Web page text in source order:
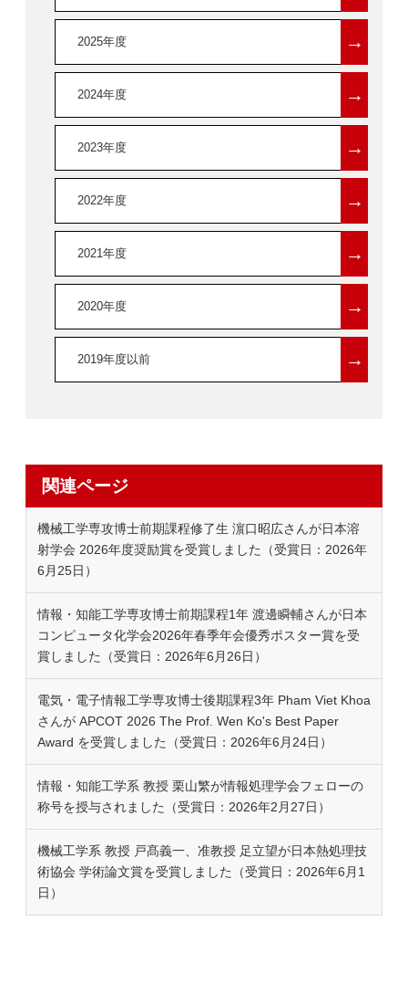
2025年度 →
2024年度 →
2023年度 →
2022年度 →
2021年度 →
2020年度 →
2019年度以前 →
関連ページ
機械工学専攻博士前期課程修了生 濵口昭広さんが日本溶
射学会 2026年度奨励賞を受賞しました（受賞日：2026年
6月25日）
情報・知能工学専攻博士前期課程1年 渡邊瞬輔さんが日本
コンピュータ化学会2026年春季年会優秀ポスター賞を受
賞しました（受賞日：2026年6月26日）
電気・電子情報工学専攻博士後期課程3年 Pham Viet Khoa
さんが APCOT 2026 The Prof. Wen Ko's Best Paper
Award を受賞しました（受賞日：2026年6月24日）
情報・知能工学系 教授 栗山繁が情報処理学会フェローの
称号を授与されました（受賞日：2026年2月27日）
機械工学系 教授 戸髙義一、准教授 足立望が日本熱処理技
術協会 学術論文賞を受賞しました（受賞日：2026年6月1
日）